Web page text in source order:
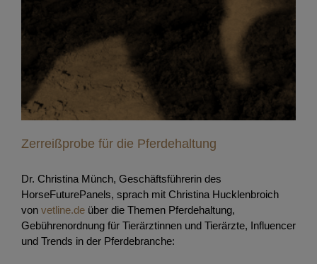
Zerreißprobe für die Pferdehaltung
Zerreißprobe für die Pferdehaltung
Dr. Christina Münch, Geschäftsführerin des
HorseFuturePanels, sprach mit Christina Hucklenbroich
von vetline.de über die Themen Pferdehaltung,
Gebührenordnung für Tierärztinnen und Tierärzte, Influencer
und Trends in der Pferdebranche: